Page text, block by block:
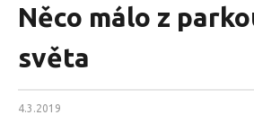
Něco málo z
světa
4.3.2019